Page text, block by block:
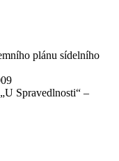
plánu sídelního
Spravedlnosti“ –